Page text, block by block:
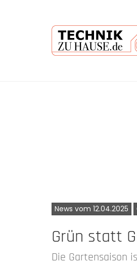
News vom 12.04.2025
Grün statt
Die Gartensaison